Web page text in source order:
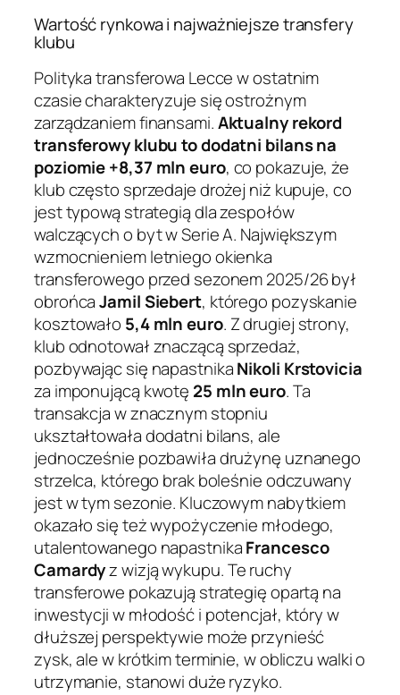
Wartość rynkowa i najważniejsze transfery
klubu
Polityka transferowa Lecce w ostatnim
czasie charakteryzuje się ostrożnym
zarządzaniem finansami.Aktualny rekord
transferowy klubu to dodatni bilans na
poziomie +8,37 mln euro, co pokazuje, że
klub często sprzedaje drożej niż kupuje, co
jest typową strategią dla zespołów
walczących o byt w Serie A. Największym
wzmocnieniem letniego okienka
transferowego przed sezonem 2025/26 był
obrońcaJamil Siebert, którego pozyskanie
kosztowało 5,4 mln euro. Z drugiej strony,
klub odnotował znaczącą sprzedaż,
pozbywając się napastnikaNikoli Krstovicia
za imponującą kwotę 25 mln euro. Ta
transakcja w znacznym stopniu
ukształtowała dodatni bilans, ale
jednocześnie pozbawiła drużynę uznanego
strzelca, którego brak boleśnie odczuwany
jest w tym sezonie. Kluczowym nabytkiem
okazało się też wypożyczenie młodego,
utalentowanego napastnikaFrancesco
Camardyz wizją wykupu. Te ruchy
transferowe pokazują strategię opartą na
inwestycji w młodość i potencjał, który w
dłuższej perspektywie może przynieść
zysk, ale w krótkim terminie, w obliczu walki o
utrzymanie, stanowi duże ryzyko.